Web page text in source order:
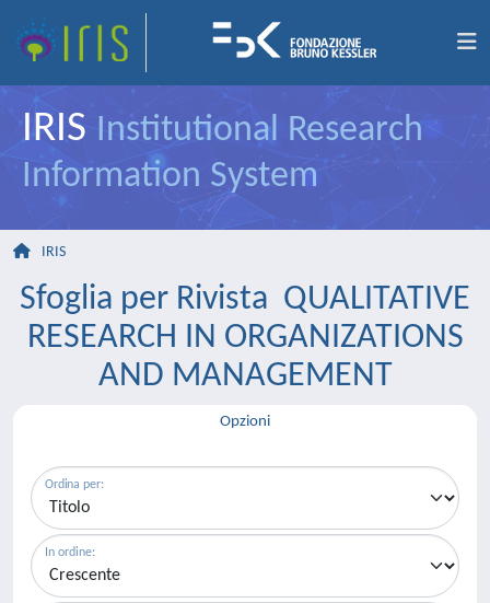
IRIS Institutional Research
Information System
IRIS
Sfoglia per Rivista QUALITATIVE
RESEARCH IN ORGANIZATIONS
AND MANAGEMENT
Opzioni
Ordina per:
In ordine: